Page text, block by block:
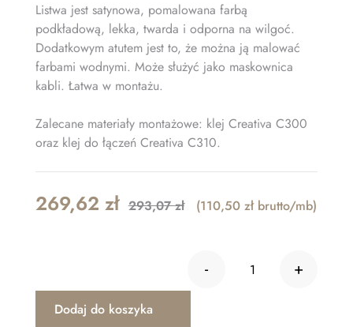
Listwa jest satynowa, pomalowana farbą
podkładową, lekka, twarda i odporna na wilgoć.
Dodatkowym atutem jest to, że można ją malować
farbami wodnymi. Może służyć jako maskownica
kabli. Łatwa w montażu.
Zalecane materiały montażowe: klej Creativa C300
oraz klej do łączeń Creativa C310.
293,07zł
Original
293,07 zł.
269,62 zł
Current
269,62 zł.
(110,50 zł brutto/mb)
ilość Listwa
- +
Dodaj do koszyka